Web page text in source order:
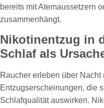
bereits mit Atemaussetzern
zusammenhängt.
Nikotinentzug in
Schlaf als
Raucher erleben über
Entzugserscheinungen, die
Schlafqualität auswirken.